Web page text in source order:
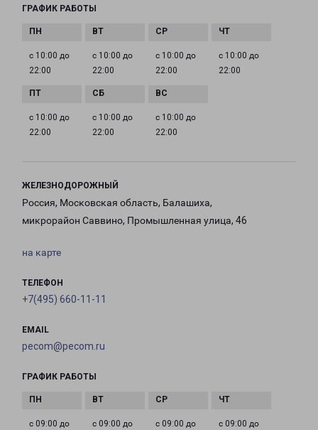
ГРАФИК РАБОТЫ
с 10:00 до
22:00
с 10:00 до
22:00
с 10:00 до
22:00
с 10:00 до
22:00
с 10:00 до
22:00
с 10:00 до
22:00
с 10:00 до
22:00
ЖЕЛЕЗНОДОРОЖНЫЙ
Россия, Московская область, Балашиха,
микрорайон Саввино, Промышленная улица, 46
на карте
ТЕЛЕФОН
+7(495) 660-11-11
EMAIL
pecom@pecom.ru
ГРАФИК РАБОТЫ
с 09:00 до
с 09:00 до
с 09:00 до
с 09:00 до